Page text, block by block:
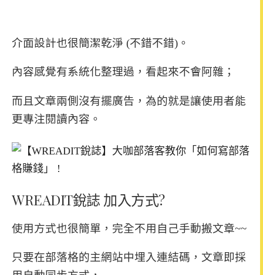
介面設計也很簡潔乾淨 (不錯不錯)。
內容感覺有系統化整理過 ，看起來不會阿雜；
而且文章兩側沒有擺廣告， 為的就是讓使用者能
更專注閱讀內容。
WREADIT銳誌 加入方式?
使用方式也很簡單，完全不用自己手動搬文章~~
只要在部落格的主網站中埋入連結碼，文章即採